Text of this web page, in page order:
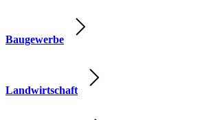
Baugewerbe
Landwirtschaft